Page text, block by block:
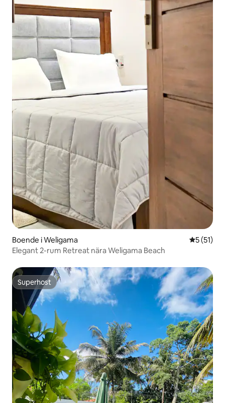
Boende i Weligama 5 av 5 i
5 (51)
Elegant 2-rum Retreat nära Weligama Beach
Superhost
Superhost